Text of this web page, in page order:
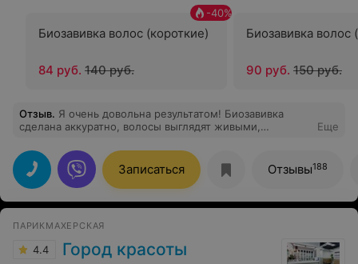
Биозавивка волос (короткие)
-40%
84 руб. 140 руб.
Биозавивка волос
90 руб. 150 руб.
Отзыв. Я очень довольна результатом! Биозавивка
сделана аккуратно, волосы выглядят живыми,
легко укладываются, выглядят здоровыми и
блестящими. Мастер учёл все мои пожелания и
выбрал мягкую технологию, что очень важно для
меня. Теперь мои волосы радуют меня каждый день —
спасибо за отличный результат!
Еще
Записаться Отзывы188
ПАРИКМАХЕРСКАЯ
4.4 Город красоты